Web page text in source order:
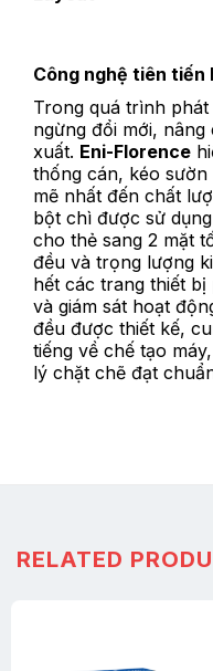
Công nghệ tiên tiến
Trong quá trình
ngừng đổi mới,
xuất. Eni-Florence
thống cán, kéo
mẽ nhất đến chất
bột chì được sử
cho thẻ sang 2 mặt
đều và trọng lượng
hết các trang thiết
và giám sát hoạt
đều được thiết kế,
tiếng về chế tạo
lý chặt chẽ đạt
RELATED